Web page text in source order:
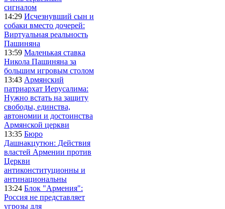
сигналом
14:29 Исчезнувший сын и
собаки вместо дочерей:
Виртуальная реальность
Пашиняна
13:59 Маленькая ставка
Никола Пашиняна за
большим игровым столом
13:43 Армянский
патриархат Иерусалима:
Нужно встать на защиту
свободы, единства,
автономии и достоинства
Армянской церкви
13:35 Бюро
Дашнакцутюн: Действия
властей Армении против
Церкви
антиконституционны и
антинациональны
13:24 Блок "Армения":
Россия не представляет
угрозы для